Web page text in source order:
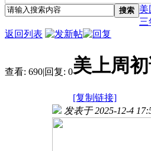
搜索 美
三
返回列表
查看: 690|回复: 0美上周
[复制链接]
发表于 2025-12-4